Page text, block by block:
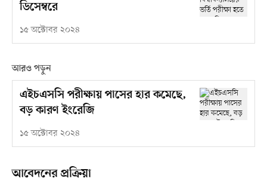
ডিসেম্বরে
১৫ অক্টোবর ২০২৪
আরও পড়ুন
এইচএসসি পরীক্ষায় পাসের হার কমেছে,
বড় কারণ ইংরেজি
১৫ অক্টোবর ২০২৪
আবেদনের প্রক্রিয়া